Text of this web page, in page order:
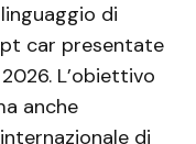
di
car presentate
L’obiettivo
anche
di